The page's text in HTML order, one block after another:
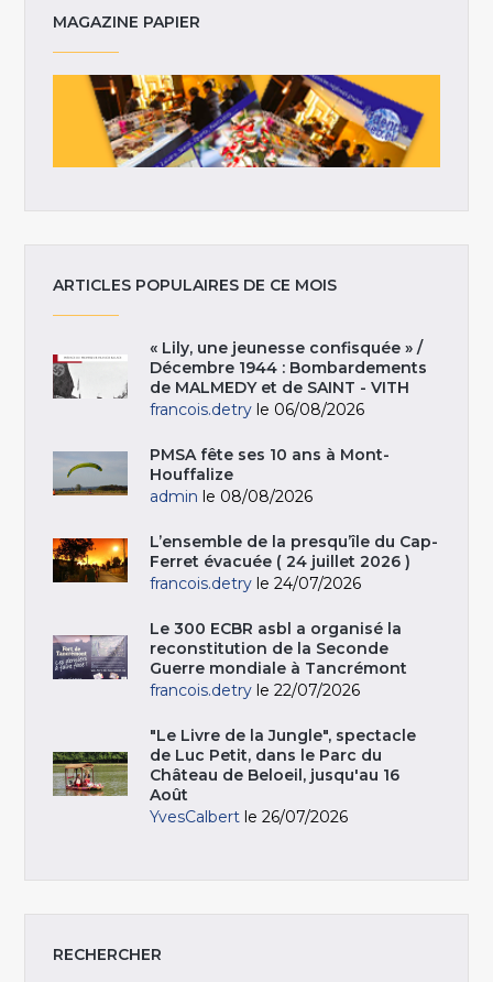
MAGAZINE PAPIER
ARTICLES POPULAIRES DE CE MOIS
« Lily, une jeunesse confisquée » /
Décembre 1944 : Bombardements
de MALMEDY et de SAINT - VITH
francois.detry le 06/08/2026
PMSA fête ses 10 ans à Mont-
Houffalize
admin le 08/08/2026
L’ensemble de la presqu’île du Cap-
Ferret évacuée ( 24 juillet 2026 )
francois.detry le 24/07/2026
Le 300 ECBR asbl a organisé la
reconstitution de la Seconde
Guerre mondiale à Tancrémont
francois.detry le 22/07/2026
"Le Livre de la Jungle", spectacle
de Luc Petit, dans le Parc du
Château de Beloeil, jusqu'au 16
Août
YvesCalbert le 26/07/2026
RECHERCHER